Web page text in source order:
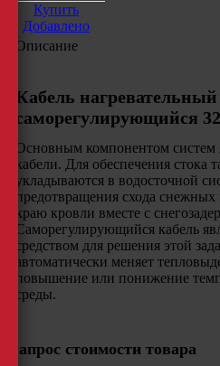
Купить
Добавлено
Описание
Кабель нагревательный
саморегулирующийся
Основным компонентом систем
кабели. Для обеспечения стока
укладываются в водосточной
предотвращения схода снежных
краю кровли вместе с
Саморегулирующийся кабель
средством для решения этой
автоматически меняет
повышение или понижение
среды.
Запрос стоимости товара